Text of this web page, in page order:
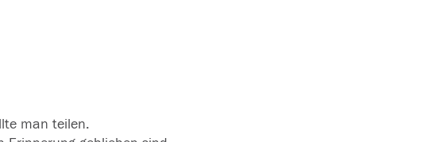
man teilen.